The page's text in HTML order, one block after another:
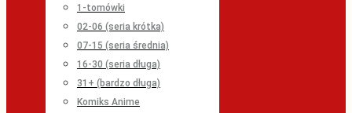
1-tomówki
02-06 (seria krótka)
07-15 (seria średnia)
16-30 (seria długa)
31+ (bardzo długa)
Komiks Anime